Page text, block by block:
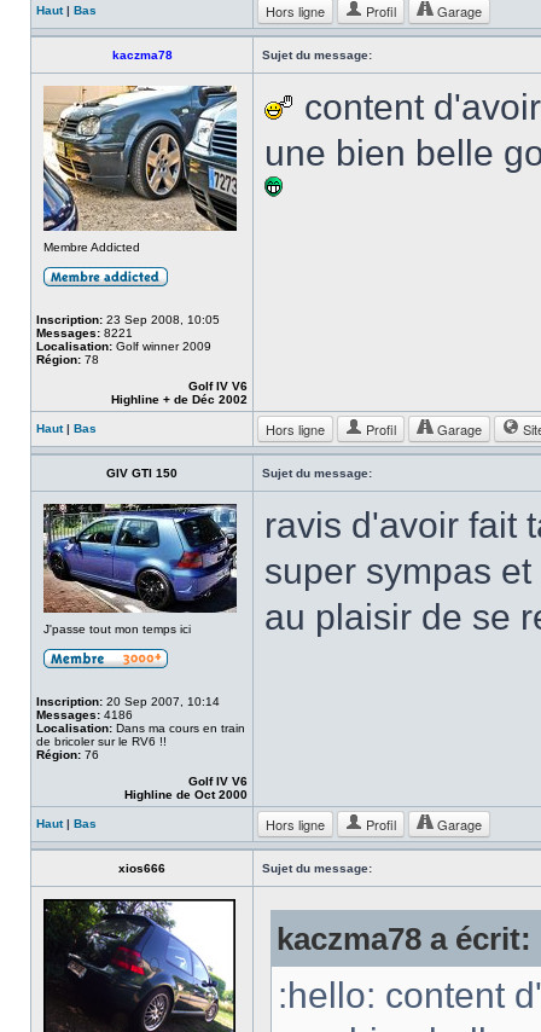
Haut| Bas Hors ligne Profil Garage
kaczma78 Sujet du message:
Membre Addicted
Inscription: 23 Sep 2008, 10:05
Messages: 8221
Localisation: Golf winner 2009
Région: 78
Golf IV V6
Highline + de Déc 2002
content
une bien belle
Haut| Bas Hors ligne Profil Garage
GIV GTI 150 Sujet du message:
J'passe tout mon temps ici
Inscription: 20 Sep 2007, 10:14
Messages: 4186
Localisation: Dans ma cours en train
de bricoler sur le RV6 !!
Région: 76
Golf IV V6
Highline de Oct 2000
ravis d'avoir fait
super sympas
au plaisir de se
Haut| Bas Hors ligne Profil Garage
xios666 Sujet du message:
kaczma78 a écrit:
:hello: content